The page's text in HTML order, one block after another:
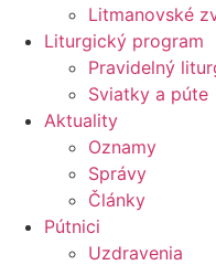
Litmanovské
Liturgický program
Pravidelný
Sviatky a púte
Aktuality
Oznamy
Správy
Články
Pútnici
Uzdravenia